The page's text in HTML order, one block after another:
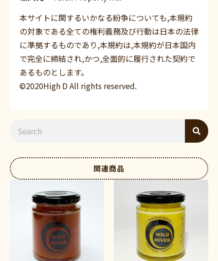
本サイトに関するいかなる紛争についても,本規約
の対象である全ての権利義務及び行動は日本の法律
に準拠するものであり,本規約は,本規約が日本国内
で完全に締結され,かつ,全面的に履行された契約で
あるものとします。
©2020High D All rights reserved.
関連商品